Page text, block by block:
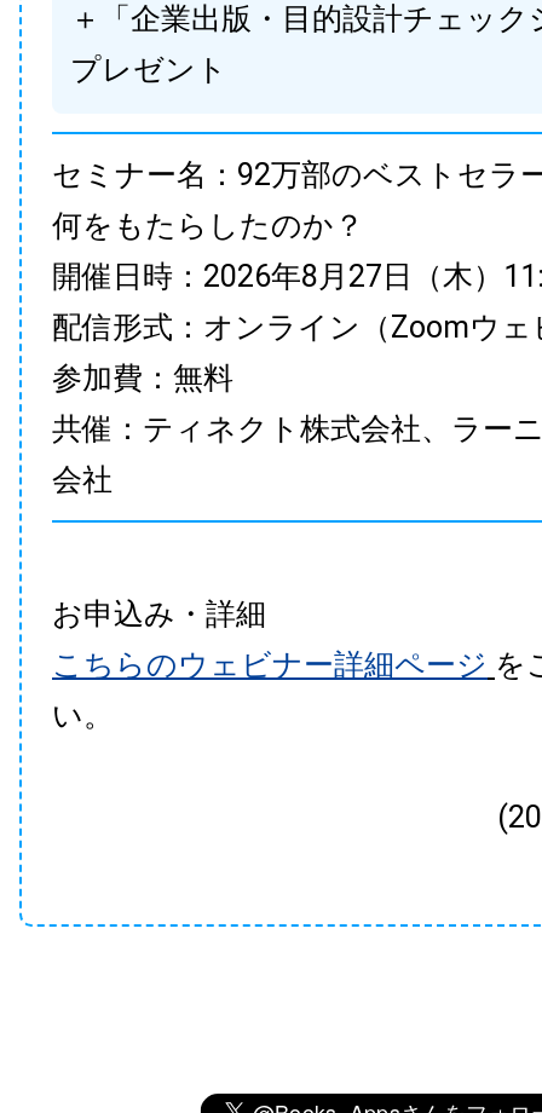
＋「企業出版・目的設計チェック
プレゼント
セミナー名：92万部のベストセラ
何をもたらしたのか？
開催日時：2026年8月27日（木）
配信形式：オンライン（Zoomウェ
参加費：無料
共催：ティネクト株式会社、ラー
会社
お申込み・詳細
こちらのウェビナー詳細ページ を
い。